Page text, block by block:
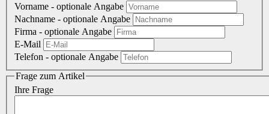
Vorname - optionale Angabe
Nachname - optionale Angabe
Firma - optionale Angabe
E-Mail
Telefon - optionale Angabe
Frage zum Artikel
Ihre Frage